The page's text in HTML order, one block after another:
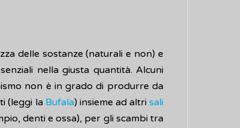
delle sostanze (naturali e non) e
nella giusta quantità. Alcuni
non è in grado di produrre da
(leggi la Bufala) insieme ad altrisali
denti e ossa), per gli scambi tra